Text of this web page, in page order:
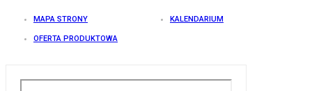
MAPA STRONY KALENDARIUM
OFERTA PRODUKTOWA